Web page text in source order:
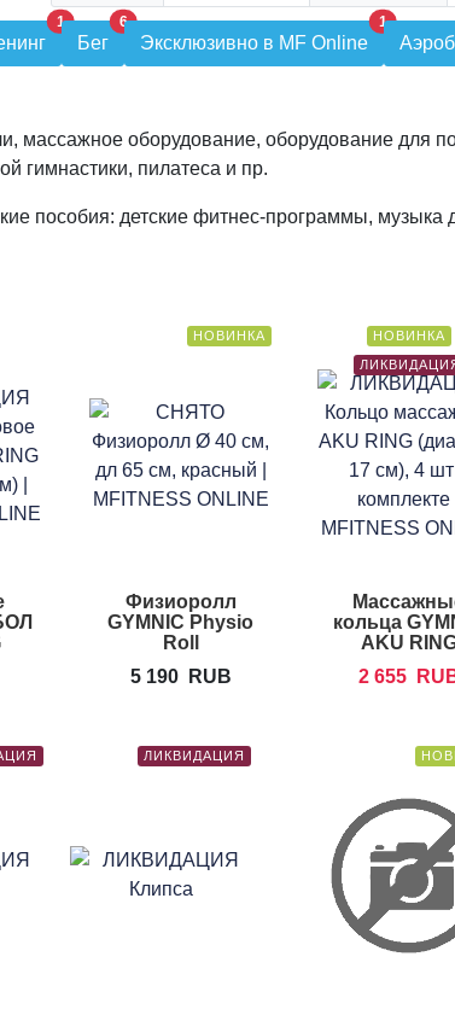
1
Бег
6
Эксклюзивно в MF Online
1
массажное оборудование, оборудование для
гимнастики, пилатеса и пр.
пособия: детские фитнес-программы, музыка
НОВИНКА
Физиоролл
GYMNIC Physio
Roll
5 190
RUB
НОВИНКА
кольца
AKU
2 655
ЛИКВИДАЦИЯ